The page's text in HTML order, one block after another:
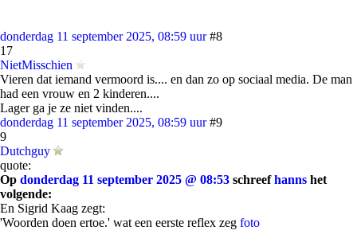
donderdag 11 september 2025, 08:59 uur #8
17
NietMisschien
Vieren dat iemand vermoord is.... en dan zo op sociaal media. De man
had een vrouw en 2 kinderen....
Lager ga je ze niet vinden....
donderdag 11 september 2025, 08:59 uur #9
9
Dutchguy
quote:
Op donderdag 11 september 2025 @ 08:53 schreefhanns het
volgende:
En Sigrid Kaag zegt:
'Woorden doen ertoe.' wat een eerste reflex zeg foto